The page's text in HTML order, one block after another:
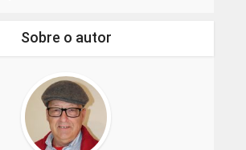
Sobre o autor